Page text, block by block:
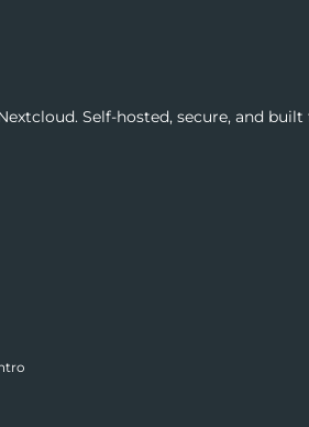
Self-hosted, secure, and